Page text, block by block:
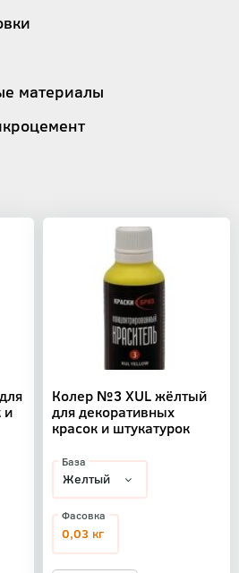
и
Колер №3 XUL жёлтый
для декоративных
красок и штукатурок
База
Фасовка
0,03 кг
материалы